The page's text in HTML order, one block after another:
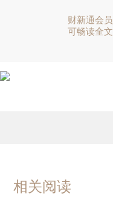
财新通会员
可畅读全文
相关阅读